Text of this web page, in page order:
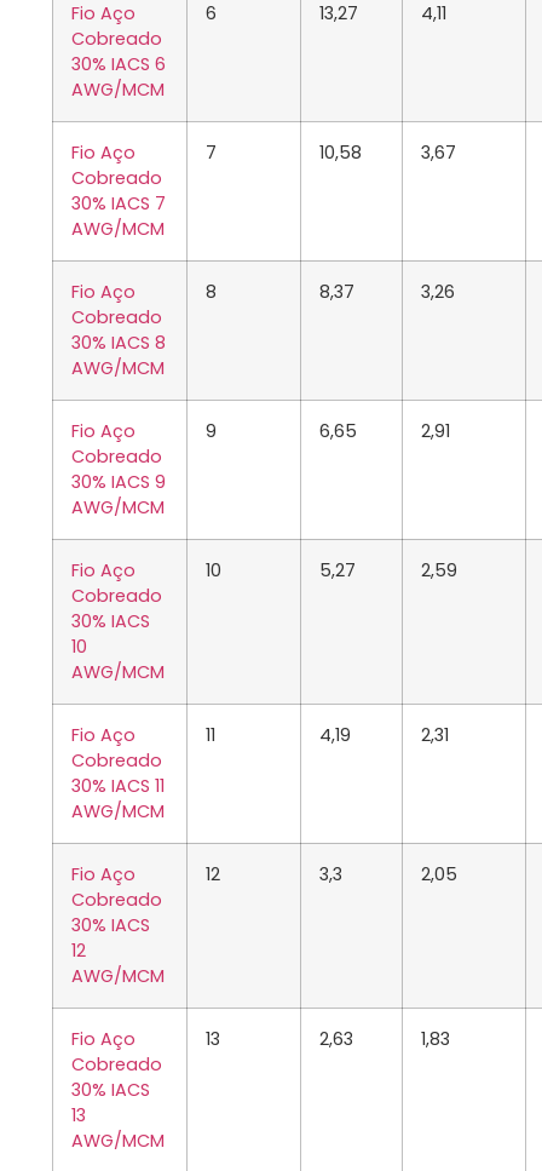
Fio Aço
Cobreado
30% IACS 6
AWG/MCM
6 13,27 4,11
Fio Aço
Cobreado
30% IACS 7
AWG/MCM
7 10,58 3,67
Fio Aço
Cobreado
30% IACS 8
AWG/MCM
8 8,37 3,26
Fio Aço
Cobreado
30% IACS 9
AWG/MCM
9 6,65 2,91
Fio Aço
Cobreado
30% IACS
10
AWG/MCM
10 5,27 2,59
Fio Aço
Cobreado
30% IACS 11
AWG/MCM
11 4,19 2,31
Fio Aço
Cobreado
30% IACS
12
AWG/MCM
12 3,3 2,05
Fio Aço
Cobreado
30% IACS
13
AWG/MCM
13 2,63 1,83